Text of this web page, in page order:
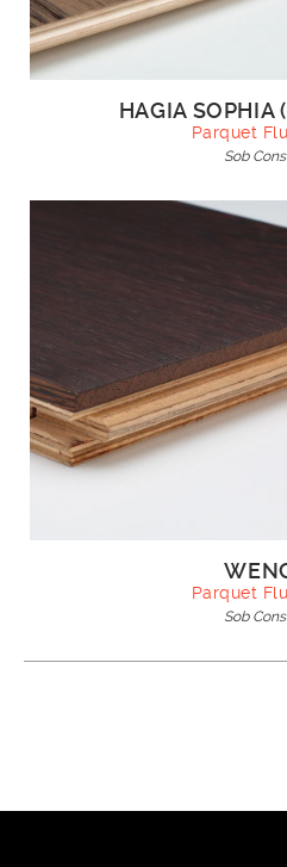
HAGIA SOPHIA
Parquet
Sob
Parquet
Sob